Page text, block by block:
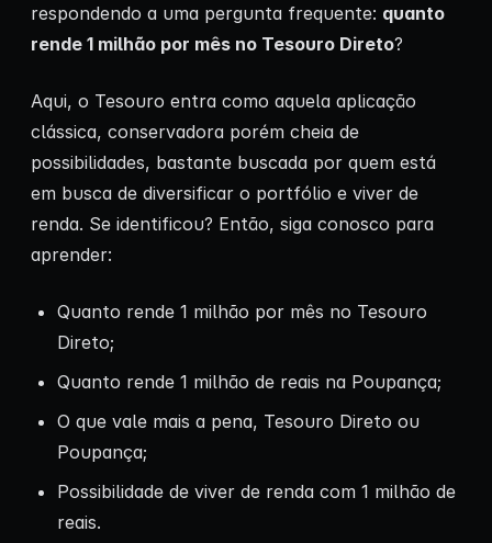
respondendo a uma pergunta frequente: quanto
rende 1 milhão por mês no Tesouro Direto?
Aqui, o Tesouro entra como aquela aplicação
clássica, conservadora porém cheia de
possibilidades, bastante buscada por quem está
em busca de diversificar o portfólio e viver de
renda. Se identificou? Então, siga conosco para
aprender:
Quanto rende 1 milhão por mês no Tesouro
Direto;
Quanto rende 1 milhão de reais na Poupança;
O que vale mais a pena, Tesouro Direto ou
Poupança;
Possibilidade de viver de renda com 1 milhão de
reais.